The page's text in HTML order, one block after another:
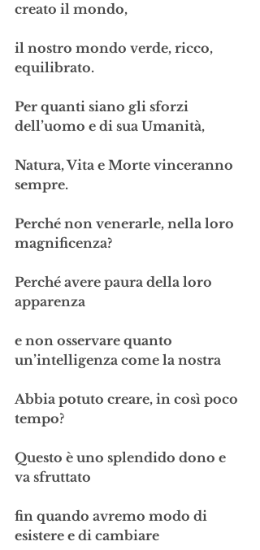
creato il mondo,
il nostro mondo verde, ricco,
equilibrato.
Per quanti siano gli sforzi
dell’uomo e di sua Umanità,
Natura, Vita e Morte vinceranno
sempre.
Perché non venerarle, nella loro
magnificenza?
Perché avere paura della loro
apparenza
e non osservare quanto
un’intelligenza come la nostra
Abbia potuto creare, in così poco
tempo?
Questo è uno splendido dono e
va sfruttato
fin quando avremo modo di
esistere e di cambiare